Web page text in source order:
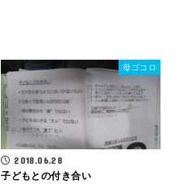
母ゴコロ
2018.06.28
子どもとの付き合い